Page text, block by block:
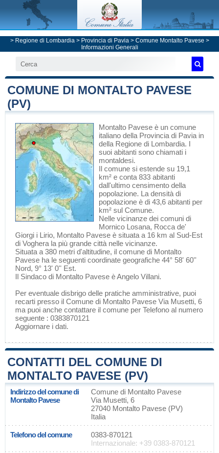
> Regione di Lombardia> Provincia di Pavia> Comune Montalto Pavese >
Informazioni Generali
COMUNE DI MONTALTO PAVESE
(PV)
Montalto Pavese è un comune
italiano della Provincia di Pavia in
della Regione di Lombardia. I
suoi abitanti sono chiamati i
montaldesi.
Il comune si estende su 19,1
km² e conta 833 abitanti
dall'ultimo censimento della
popolazione. La densità di
popolazione è di 43,6 abitanti per
km² sul Comune.
Nelle vicinanze dei comuni di
Mornico Losana, Rocca de'
Giorgi i Lirio, Montalto Pavese è situata a 16 km al Sud-Est
di Voghera la più grande città nelle vicinanze.
Situata a 380 metri d'altitudine, il comune di Montalto
Pavese ha le seguenti coordinate geografiche 44° 58' 60''
Nord, 9° 13' 0'' Est.
Il Sindaco di Montalto Pavese è Angelo Villani.
Per eventuale disbrigo delle pratiche amministrative, puoi
recarti presso il Comune di Montalto Pavese Via Musetti, 6
ma puoi anche contattare il comune per Telefono al numero
seguente : 0383870121
Aggiornare i dati.
CONTATTI DEL COMUNE DI
MONTALTO PAVESE (PV)
Indirizzo del comune di
Montalto Pavese
Comune di Montalto Pavese
Via Musetti, 6
27040 Montalto Pavese (PV)
Italia
Telefono del comune
0383-870121
Internazionale: +39 0383-870121